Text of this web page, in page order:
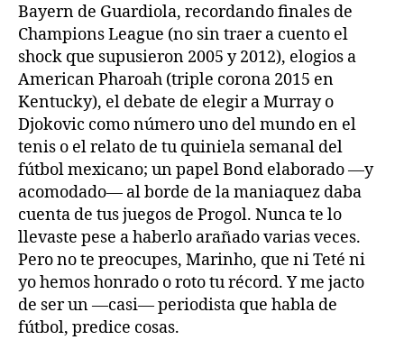
Bayern de Guardiola, recordando finales de
Champions League (no sin traer a cuento el
shock que supusieron 2005 y 2012), elogios a
American Pharoah (triple corona 2015 en
Kentucky), el debate de elegir a Murray o
Djokovic como número uno del mundo en el
tenis o el relato de tu quiniela semanal del
fútbol mexicano; un papel Bond elaborado —y
acomodado— al borde de la maniaquez daba
cuenta de tus juegos de Progol. Nunca te lo
llevaste pese a haberlo arañado varias veces.
Pero no te preocupes, Marinho, que ni Teté ni
yo hemos honrado o roto tu récord. Y me jacto
de ser un —casi— periodista que habla de
fútbol, predice cosas.